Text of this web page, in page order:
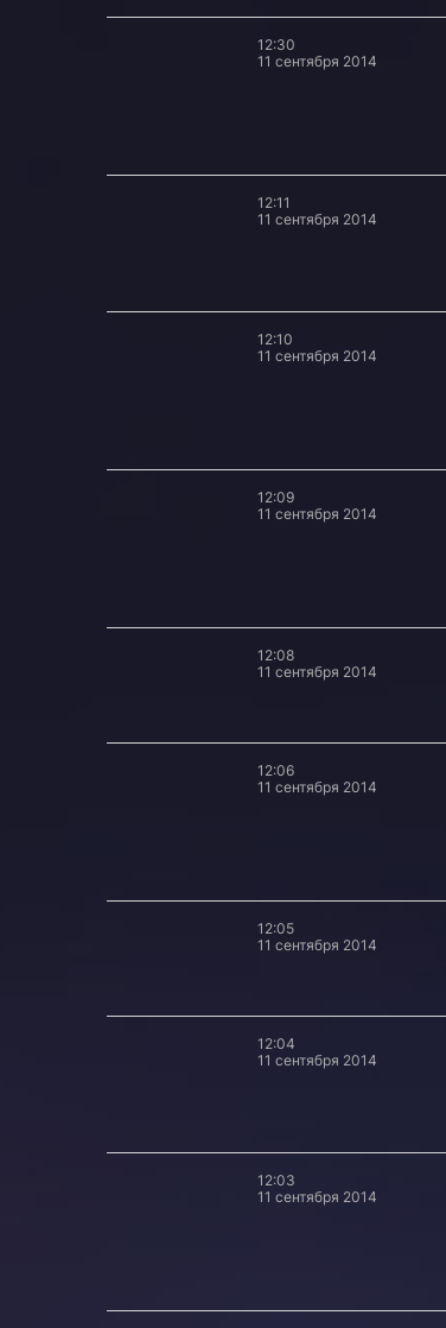
12:30
11 сентября 2014
12:11
11 сентября 2014
12:10
11 сентября 2014
12:09
11 сентября 2014
12:08
11 сентября 2014
12:06
11 сентября 2014
12:05
11 сентября 2014
12:04
11 сентября 2014
12:03
11 сентября 2014